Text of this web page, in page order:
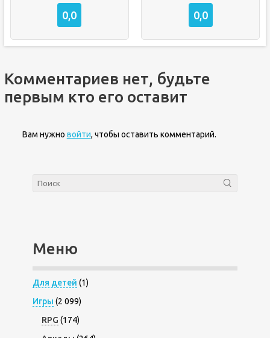
0,0 0,0
Комментариев нет, будьте
первым кто его оставит
Вам нужно войти, чтобы оставить комментарий.
Меню
Для детей (1)
Игры (2 099)
RPG (174)